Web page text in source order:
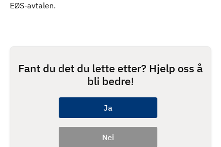
EØS-avtalen.
Fant du det du lette etter? Hjelp oss å
bli bedre!